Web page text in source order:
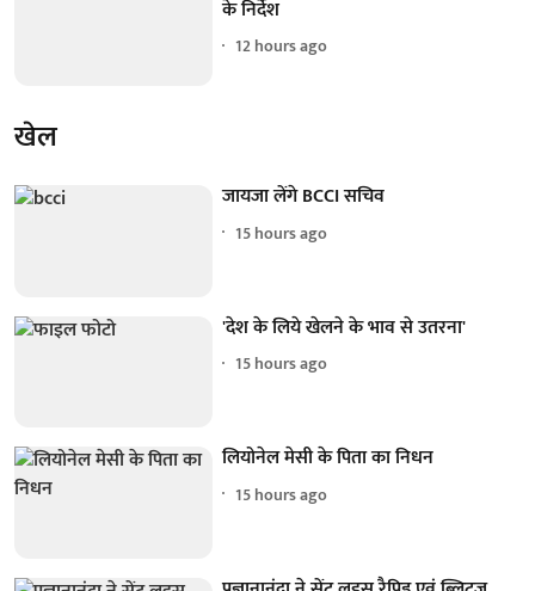
के निर्देश
12 hours ago
खेल
जायजा लेंगे BCCI सचिव
15 hours ago
'देश के लिये खेलने के भाव से उतरना'
15 hours ago
लियोनेल मेसी के पिता का निधन
15 hours ago